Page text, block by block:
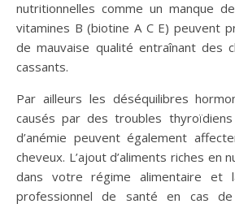
nutritionnelles comme un manque
vitamines B (biotine A C E) peuvent
de mauvaise qualité entraînant des
cassants.
Par ailleurs les déséquilibres
causés par des troubles
d’anémie peuvent également
cheveux. L’ajout d’aliments riches en
dans votre régime alimentaire et
professionnel de santé en cas de